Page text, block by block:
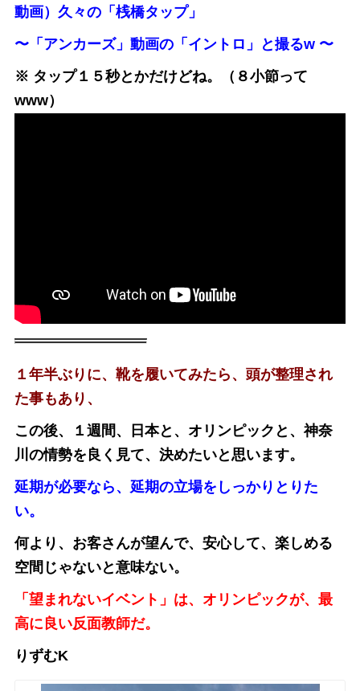
動画）久々の「桟橋タップ」
〜「アンカーズ」動画の「イントロ」と撮るw 〜
※ タップ１５秒とかだけどね。（８小節って
www）
１年半ぶりに、靴を履いてみたら、頭が整理され
た事もあり、
この後、１週間、日本と、オリンピックと、神奈
川の情勢を良く見て、 決めたいと思います。
延期が必要なら、延期の立場をしっかりとりた
い。
何より、お客さんが望んで、安心して、楽しめる
空間じゃないと意味ない。
「望まれないイベント」は、オリンピックが、最
高に良い反面教師だ。
りずむK